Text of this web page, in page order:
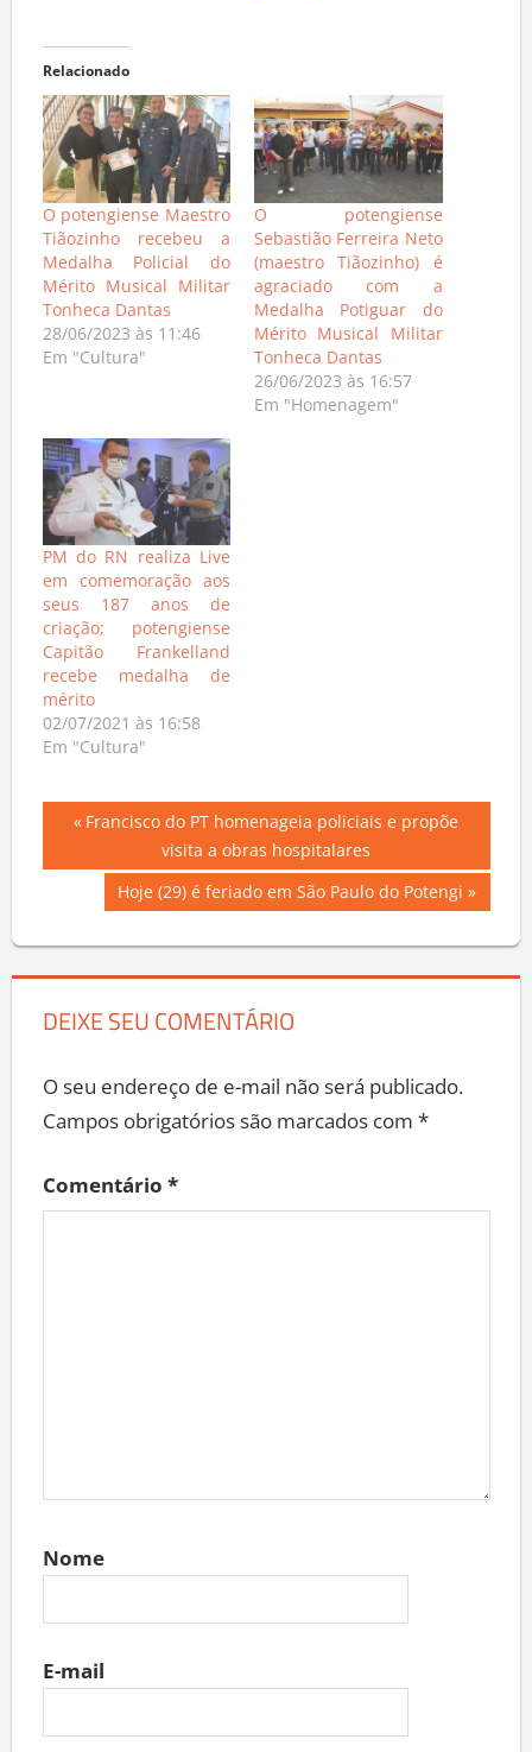
Relacionado
O potengiense Maestro
Tiãozinho recebeu a
Medalha Policial do
Mérito Musical Militar
Tonheca Dantas
28/06/2023 às 11:46
Em "Cultura"
O potengiense
Sebastião Ferreira Neto
(maestro Tiãozinho) é
agraciado com a
Medalha Potiguar do
Mérito Musical Militar
Tonheca Dantas
26/06/2023 às 16:57
Em "Homenagem"
PM do RN realiza Live
em comemoração aos
seus 187 anos de
criação; potengiense
Capitão Frankelland
recebe medalha de
mérito
02/07/2021 às 16:58
Em "Cultura"
Navegação
de
Post
Previous
Francisco do PT homenageia policiais e propõe
visita a obras hospitalares
Next
Hoje (29) é feriado em São Paulo do Potengi
DEIXE SEU COMENTÁRIO
O seu endereço de e-mail não será publicado.
Campos obrigatórios são marcados com *
Comentário *
Nome
E-mail